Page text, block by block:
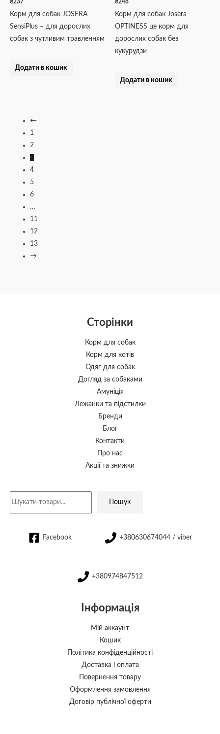
₴237
Корм для собак JOSERA
SensiPlus – для дорослих
собак з чутливим травленням
Додати в кошик
₴248
Корм для собак Josera
OPTINESS це корм для
дорослих собак без
кукурудзи
Додати в кошик
←
1
2
3
4
5
6
…
11
12
13
→
Сторінки
Корм для собак
Корм для котів
Одяг для собак
Догляд за собаками
Амуніція
Лежанки та підстилки
Бренди
Блог
Контакти
Про нас
Акції та знижки
Пошук
Facebook +380630674044 / viber
+380974847512
Інформація
Мій аккаунт
Кошик
Політика конфіденційності
Доставка і оплата
Повернення товару
Оформлення замовлення
Договір публічної оферти